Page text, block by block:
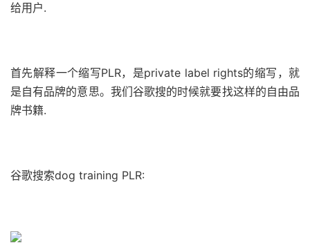
给用户.
首先解释一个缩写PLR，是private label rights的缩写，就
是自有品牌的意思。 我们谷歌搜的时候就要找这样的自由品
牌书籍.
谷歌搜索dog training PLR: